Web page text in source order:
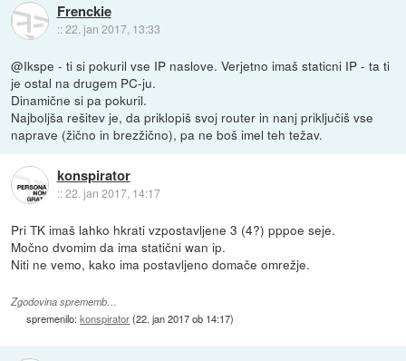
Frenckie
::22. jan 2017, 13:33
@Ikspe - ti si pokuril vse IP naslove. Verjetno imaš staticni IP - ta ti
je ostal na drugem PC-ju.
Dinamične si pa pokuril.
Najboljša rešitev je, da priklopiš svoj router in nanj priključiš vse
naprave (žično in brezžično), pa ne boš imel teh težav.
konspirator
::22. jan 2017, 14:17
Pri TK imaš lahko hkrati vzpostavljene 3 (4?) pppoe seje.
Močno dvomim da ima statični wan ip.
Niti ne vemo, kako ima postavljeno domače omrežje.
Zgodovina sprememb…
spremenilo:konspirator(22. jan 2017 ob 14:17)